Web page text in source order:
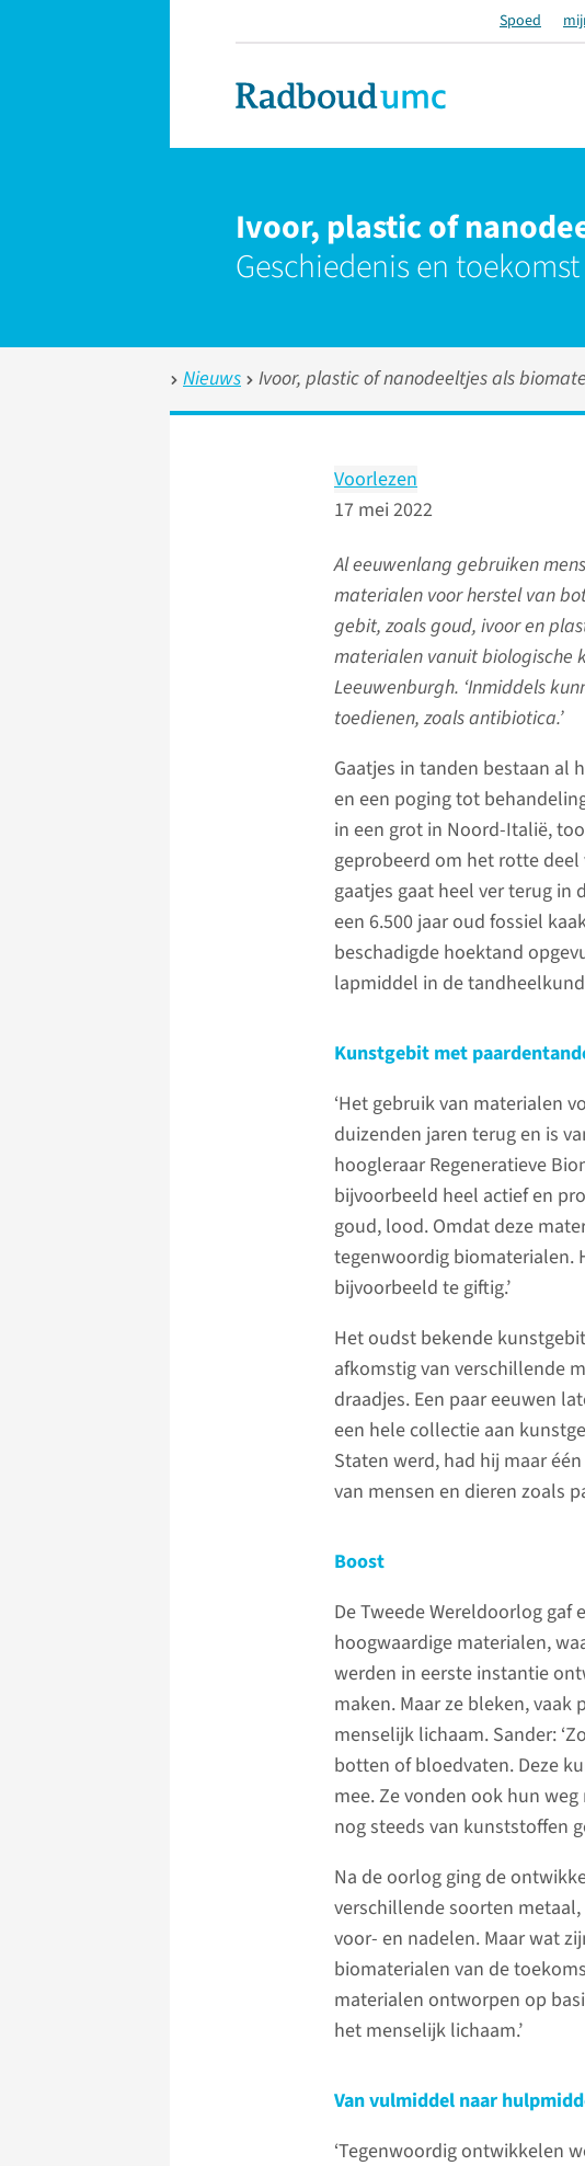
Spoed
Ivoor, plastic of
Geschiedenis en
Nieuws Ivoor, plastic of nanodeeltjes als
Voorlezen
17 mei 2022
Al eeuwenlang gebruiken
materialen voor herstel van
gebit, zoals goud, ivoor en
materialen vanuit biologische
Leeuwenburgh. ‘Inmiddels
toedienen, zoals antibiotica.’
Gaatjes in tanden bestaan al
en een poging tot
in een grot in Noord-Italië,
geprobeerd om het rotte
gaatjes gaat heel ver terug in
een 6.500 jaar oud fossiel
beschadigde hoektand
lapmiddel in de
Kunstgebit met
‘Het gebruik van materialen
duizenden jaren terug en is
hoogleraar Regeneratieve
bijvoorbeeld heel actief en
goud, lood. Omdat deze
tegenwoordig biomaterialen.
bijvoorbeeld te giftig.’
Het oudst bekende
afkomstig van verschillende
draadjes. Een paar eeuwen
een hele collectie aan
Staten werd, had hij maar
van mensen en dieren zoals
Boost
De Tweede Wereldoorlog
hoogwaardige materialen,
werden in eerste instantie
maken. Maar ze bleken,
menselijk lichaam. Sander:
botten of bloedvaten. Deze
mee. Ze vonden ook hun
nog steeds van kunststoffen
Na de oorlog ging de
verschillende soorten
voor- en nadelen. Maar wat
biomaterialen van de
materialen ontworpen op
het menselijk lichaam.’
Van vulmiddel naar
‘Tegenwoordig ontwikkelen